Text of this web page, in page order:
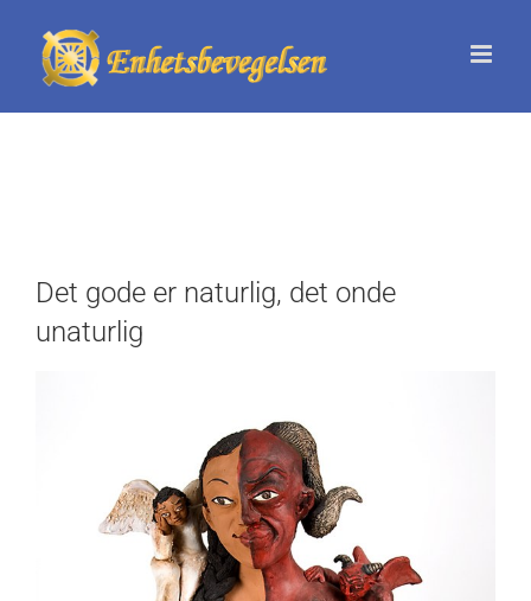
content
Det gode er naturlig, det onde
unaturlig